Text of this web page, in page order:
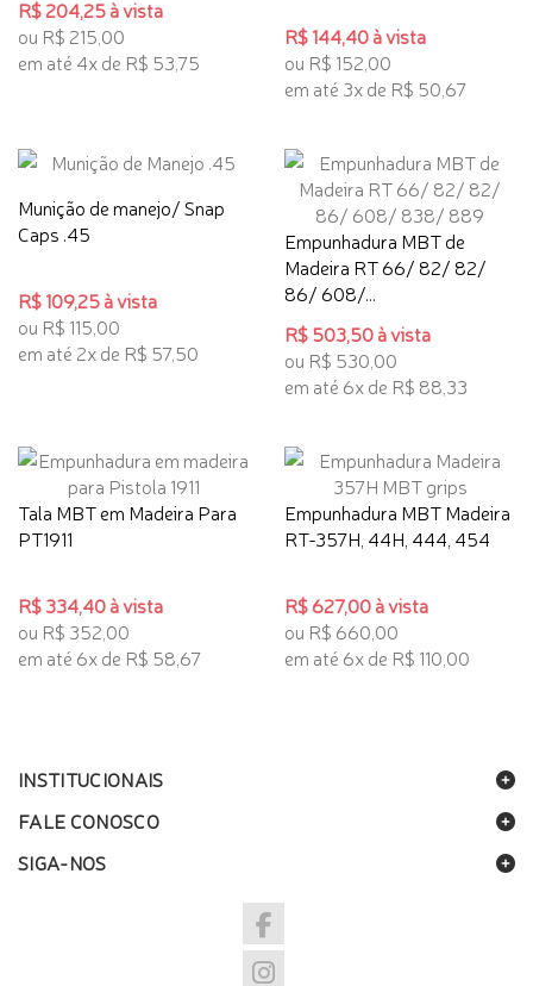
R$ 204,25 à vista
ou R$ 215,00
em até 4x de R$ 53,75
R$ 144,40 à vista
ou R$ 152,00
em até 3x de R$ 50,67
Munição de manejo/ Snap
Caps .45
R$ 109,25 à vista
ou R$ 115,00
em até 2x de R$ 57,50
Empunhadura MBT de
Madeira RT 66/ 82/ 82/
86/ 608/...
R$ 503,50 à vista
ou R$ 530,00
em até 6x de R$ 88,33
Tala MBT em Madeira Para
PT1911
R$ 334,40 à vista
ou R$ 352,00
em até 6x de R$ 58,67
Empunhadura MBT Madeira
RT-357H, 44H, 444, 454
R$ 627,00 à vista
ou R$ 660,00
em até 6x de R$ 110,00
INSTITUCIONAIS
FALE CONOSCO
SIGA-NOS